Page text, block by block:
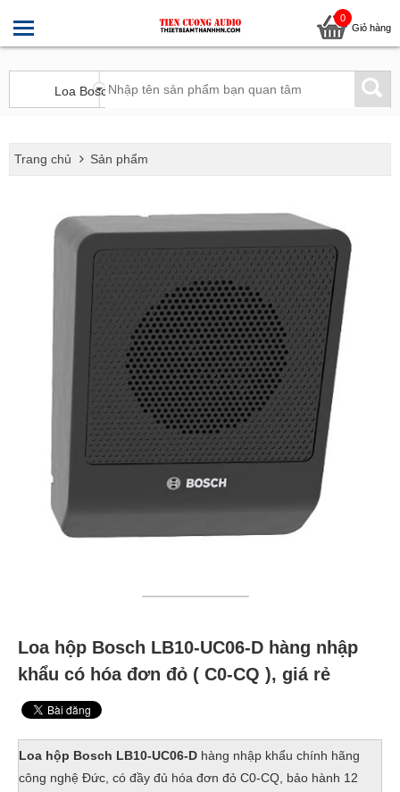
0
Giỏ hàng
Trang chủ Sản phẩm
Loa hộp Bosch LB10-UC06-D hàng nhập
khẩu có hóa đơn đỏ ( C0-CQ ), giá rẻ
Loa hộp Bosch LB10-UC06-D hàng nhập khẩu chính hãng
công nghệ Đức, có đầy đủ hóa đơn đỏ C0-CQ, bảo hành 12